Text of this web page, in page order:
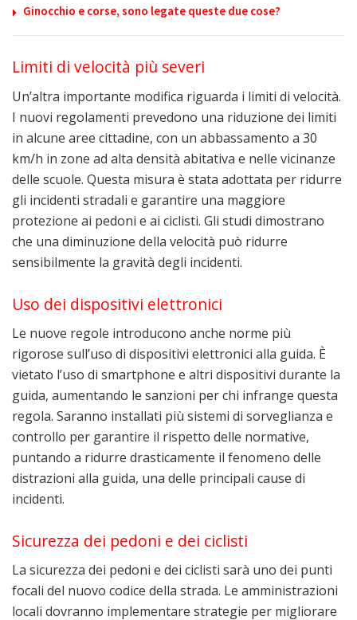
Ginocchio e corse, sono legate queste due cose?
Limiti di velocità più severi
Un’altra importante modifica riguarda i limiti di velocità.
I nuovi regolamenti prevedono una riduzione dei limiti
in alcune aree cittadine, con un abbassamento a 30
km/h in zone ad alta densità abitativa e nelle vicinanze
delle scuole. Questa misura è stata adottata per ridurre
gli incidenti stradali e garantire una maggiore
protezione ai pedoni e ai ciclisti. Gli studi dimostrano
che una diminuzione della velocità può ridurre
sensibilmente la gravità degli incidenti.
Uso dei dispositivi elettronici
Le nuove regole introducono anche norme più
rigorose sull’uso di dispositivi elettronici alla guida. È
vietato l’uso di smartphone e altri dispositivi durante la
guida, aumentando le sanzioni per chi infrange questa
regola. Saranno installati più sistemi di sorveglianza e
controllo per garantire il rispetto delle normative,
puntando a ridurre drasticamente il fenomeno delle
distrazioni alla guida, una delle principali cause di
incidenti.
Sicurezza dei pedoni e dei ciclisti
La sicurezza dei pedoni e dei ciclisti sarà uno dei punti
focali del nuovo codice della strada. Le amministrazioni
locali dovranno implementare strategie per migliorare